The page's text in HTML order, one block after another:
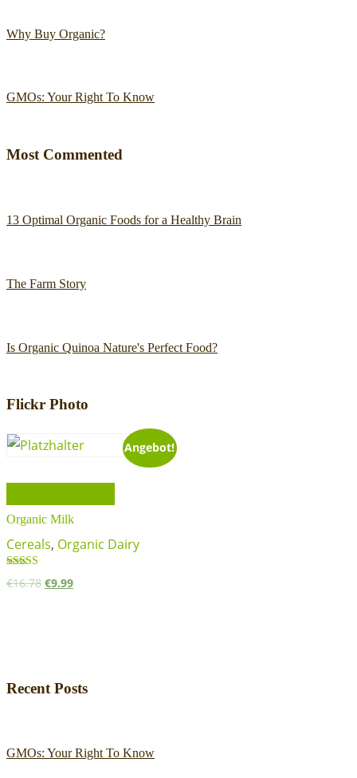
Why Buy Organic?
GMOs: Your Right To Know
Most Commented
13 Optimal Organic Foods for a Healthy Brain
The Farm Story
Is Organic Quinoa Nature's Perfect Food?
Flickr Photo
Angebot!
Organic Milk
Cereals, Organic Dairy
Bewertet
mit
€16.78 €9.99
Recent Posts
GMOs: Your Right To Know